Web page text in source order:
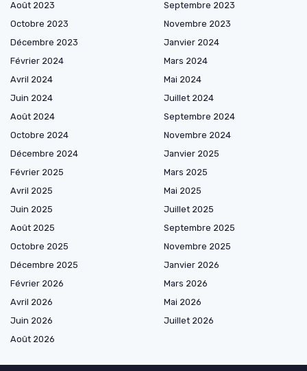
Août 2023
Septembre 2023
Octobre 2023
Novembre 2023
Décembre 2023
Janvier 2024
Février 2024
Mars 2024
Avril 2024
Mai 2024
Juin 2024
Juillet 2024
Août 2024
Septembre 2024
Octobre 2024
Novembre 2024
Décembre 2024
Janvier 2025
Février 2025
Mars 2025
Avril 2025
Mai 2025
Juin 2025
Juillet 2025
Août 2025
Septembre 2025
Octobre 2025
Novembre 2025
Décembre 2025
Janvier 2026
Février 2026
Mars 2026
Avril 2026
Mai 2026
Juin 2026
Juillet 2026
Août 2026